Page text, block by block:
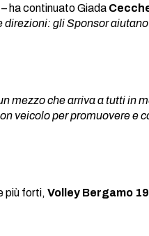
– ha continuato Giada
gli Sponsor
mezzo che arriva a tutti in
veicolo per promuovere e
più forti, Volley Bergamo